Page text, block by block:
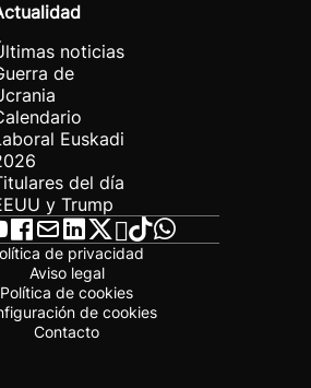
noticias
de
Euskadi
del día
y Trump
de privacidad
Aviso legal
Política de cookies
de cookies
Contacto